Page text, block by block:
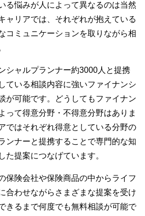
る悩みが人によって異なるのは当然
ャリアでは、それぞれが抱えている
コミュニケーションを取りながら相
シャルプランナー約3000人と提携
ている相談内容に強いファイナンシ
が可能です。どうしてもファイナン
って得意分野・不得意分野はありま
ではそれぞれ得意としている分野の
ンナーと提携することで専門的な知
た提案につなげています。
保険会社や保険商品の中からライフ
合わせながらさまざまな提案を受け
きるまで何度でも無料相談が可能で